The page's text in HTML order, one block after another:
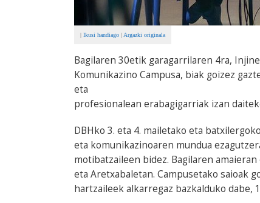
| Ikusi handiago | Argazki originala
Bagilaren 30etik garagarrilaren 4ra,
Komunikazino Campusa, biak goizez
eta
profesionalean erabagigarriak izan
DBHko 3. eta 4. mailetako eta
eta komunikazinoaren mundua
motibatzaileen bidez. Bagilaren
eta Aretxabaletan. Campusetako saioak
hartzaileek alkarregaz bazkalduko dabe,